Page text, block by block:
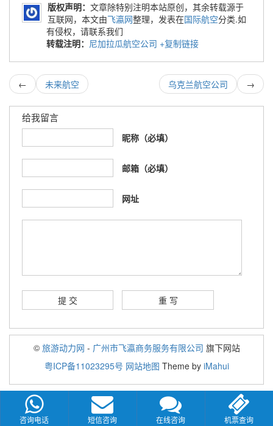
版权声明： 文章除特别注明本站原创，其余转载源于
互联网，本文由飞瀛网整理，发表在国际航空分类.如
有侵权，请联系我们
转载注明： 尼加拉瓜航空公司 +复制链接
← 未来航空 →
乌克兰航空公司
给我留言
昵称（必填）
邮箱（必填）
网址
© 旅游动力网 - 广州市飞瀛商务服务有限公司 旗下网站
粤ICP备11023295号 网站地图 Theme by iMahui
咨询电话 短信咨询 在线咨询 机票查询